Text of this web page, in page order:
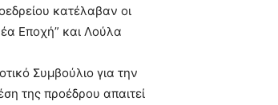
κατέλαβαν οι
Εποχή” και Λούλα
Συμβούλιο για την
της προέδρου απαιτεί